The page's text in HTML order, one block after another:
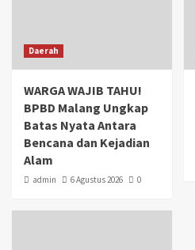
Daerah
WARGA WAJIB TAHU!
BPBD Malang Ungkap
Batas Nyata Antara
Bencana dan Kejadian
Alam
admin 6 Agustus 2026 0